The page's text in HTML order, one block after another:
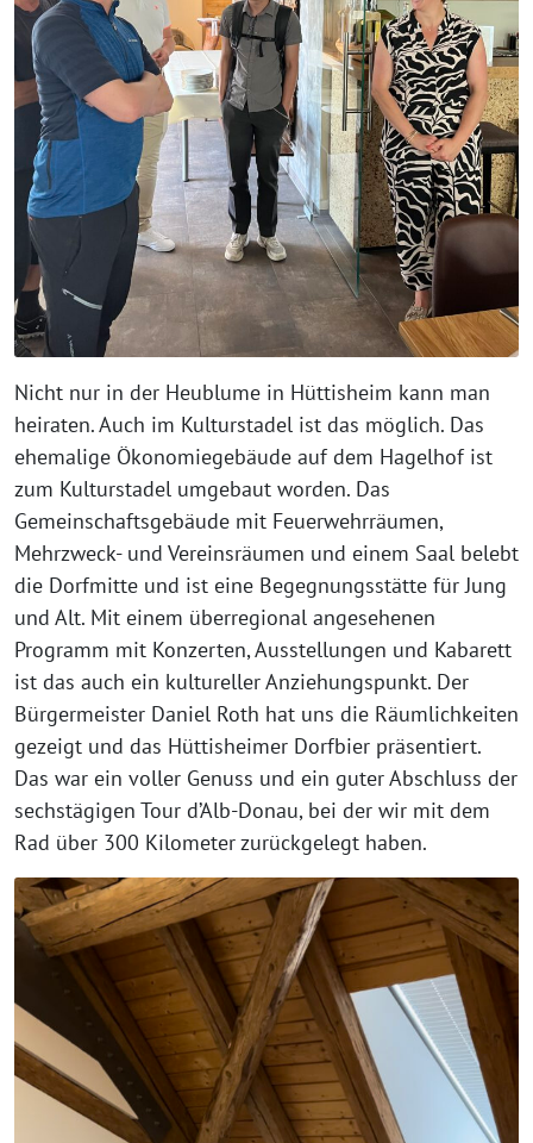
Nicht nur in der Heublume in Hüttisheim kann man
heiraten. Auch im Kulturstadel ist das möglich. Das
ehemalige Ökonomiegebäude auf dem Hagelhof ist
zum Kulturstadel umgebaut worden. Das
Gemeinschaftsgebäude mit Feuerwehrräumen,
Mehrzweck- und Vereinsräumen und einem Saal belebt
die Dorfmitte und ist eine Begegnungsstätte für Jung
und Alt. Mit einem überregional angesehenen
Programm mit Konzerten, Ausstellungen und Kabarett
ist das auch ein kultureller Anziehungspunkt. Der
Bürgermeister Daniel Roth hat uns die Räumlichkeiten
gezeigt und das Hüttisheimer Dorfbier präsentiert.
Das war ein voller Genuss und ein guter Abschluss der
sechstägigen Tour d’Alb-Donau, bei der wir mit dem
Rad über 300 Kilometer zurückgelegt haben.